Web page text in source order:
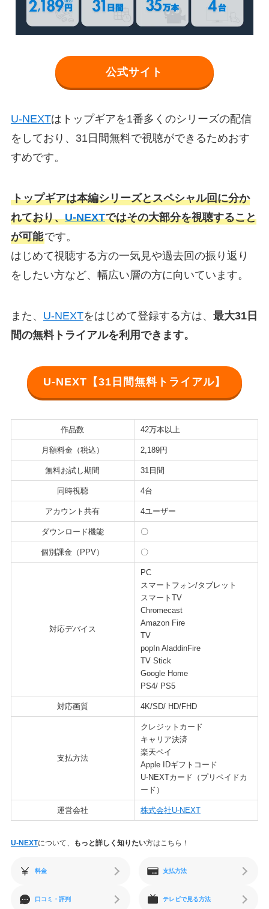
公式サイト
U-NEXTはトップギアを1番多くのシリーズの配信
をしており、31日間無料で視聴ができるためおす
すめです。
トップギアは本編シリーズとスペシャル回に分か
れており、U-NEXTではその大部分を視聴すること
が可能です。
はじめて視聴する方の一気見や過去回の振り返り
をしたい方など、幅広い層の方に向いています。
また、 U-NEXTをはじめて登録する方は、 最大31日
間の無料トライアルを利用できます。
U-NEXT【31日間無料トライアル】
作品数 42万本以上
月額料金（税込） 2,189円
無料お試し期間 31日間
同時視聴 4台
アカウント共有 4ユーザー
ダウンロード機能 〇
個別課金（PPV） 〇
対応デバイス
PC
スマートフォン/タブレット
スマートTV
Chromecast
Amazon Fire
TV
popIn AladdinFire
TV Stick
Google Home
PS4/ PS5
対応画質 4K/SD/ HD/FHD
支払方法
クレジットカード
キャリア決済
楽天ペイ
Apple IDギフトコード
U-NEXTカード（プリペイドカ
ード）
運営会社 株式会社U-NEXT
U-NEXTについて、 もっと詳しく知りたい方はこちら！
料金 支払方法
口コミ・評判 テレビで見る方法